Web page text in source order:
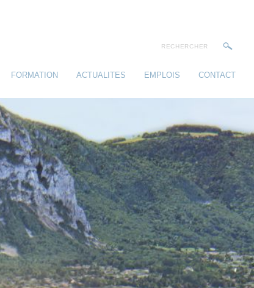
FORMATION ACTUALITES EMPLOIS CONTACT